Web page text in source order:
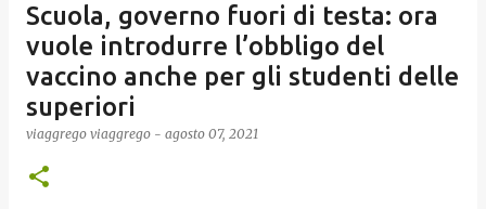
Scuola, governo fuori di testa: ora
vuole introdurre l’obbligo del
vaccino anche per gli studenti delle
superiori
viaggrego viaggrego - agosto 07, 2021